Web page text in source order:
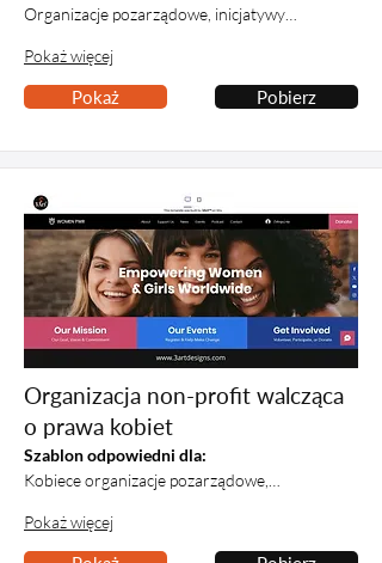
Organizacje pozarządowe, inicjatywy…
Pokaż więcej
Pokaż Pobierz
Organizacja non-profit walcząca
o prawa kobiet
Szablon odpowiedni dla:
Kobiece organizacje pozarządowe,…
Pokaż więcej